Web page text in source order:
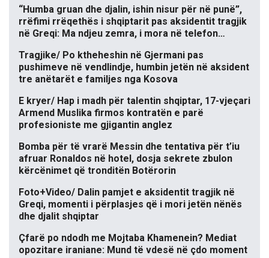
“Humba gruan dhe djalin, ishin nisur për në punë”,
rrëfimi rrëqethës i shqiptarit pas aksidentit tragjik
në Greqi: Ma ndjeu zemra, i mora në telefon…
Tragjike/ Po ktheheshin në Gjermani pas
pushimeve në vendlindje, humbin jetën në aksident
tre anëtarët e familjes nga Kosova
E kryer/ Hap i madh për talentin shqiptar, 17-vjeçari
Armend Muslika firmos kontratën e parë
profesioniste me gjigantin anglez
Bomba për të vrarë Messin dhe tentativa për t’iu
afruar Ronaldos në hotel, dosja sekrete zbulon
kërcënimet që tronditën Botërorin
Foto+Video/ Dalin pamjet e aksidentit tragjik në
Greqi, momenti i përplasjes që i mori jetën nënës
dhe djalit shqiptar
Çfarë po ndodh me Mojtaba Khamenein? Mediat
opozitare iraniane: Mund të vdesë në çdo moment